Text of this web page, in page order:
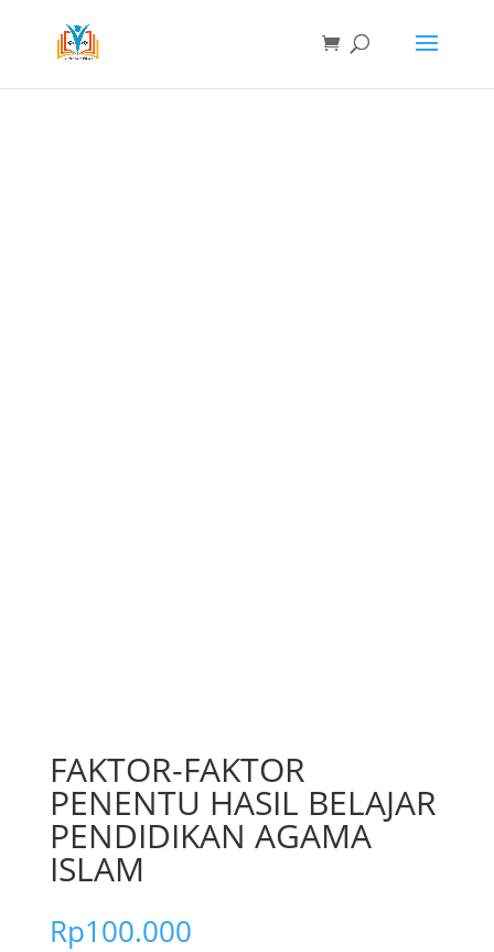
FAKTOR-FAKTOR
PENENTU HASIL BELAJAR
PENDIDIKAN AGAMA
ISLAM
Rp100.000